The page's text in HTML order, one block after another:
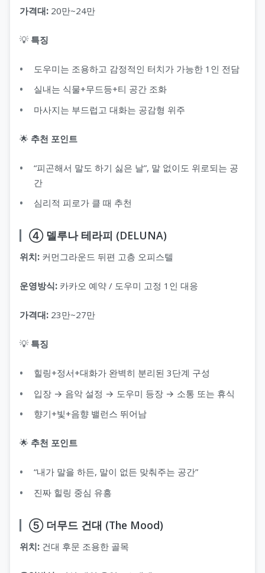
가격대: 20만~24만
💡 특징
도우미는 조용하고 감정적인 터치가 가능한 1인 전담
실내는 식물+무드등+티 공간 조화
마사지는 부드럽고 대화는 공감형 위주
🌟 추천 포인트
“피곤해서 말도 하기 싫은 날”, 말 없이도 위로되는 공
간
심리적 피로가 클 때 추천
④ 델루나 테라피 (DELUNA)
위치: 커먼그라운드 뒤편 고층 오피스텔
운영방식: 카카오 예약 / 도우미 고정 1인 대응
가격대: 23만~27만
💡 특징
힐링+정서+대화가 완벽히 분리된 3단계 구성
입장 → 음악 설정 → 도우미 등장 → 소통 또는 휴식
향기+빛+음향 밸런스 뛰어남
🌟 추천 포인트
“내가 말을 하든, 말이 없든 맞춰주는 공간”
진짜 힐링 중심 유흥
⑤ 더무드 건대 (The Mood)
위치: 건대 후문 조용한 골목